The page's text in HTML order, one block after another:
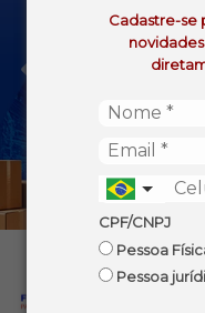
Cadastre-se
CPF/CNPJ
Pessoa
Pessoa